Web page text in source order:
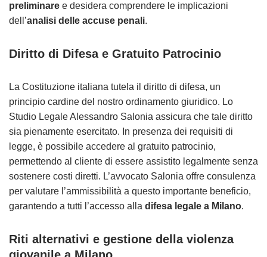
preliminare e desidera comprendere le implicazioni
dell’analisi delle accuse penali.
Diritto di Difesa e Gratuito Patrocinio
La Costituzione italiana tutela il diritto di difesa, un
principio cardine del nostro ordinamento giuridico. Lo
Studio Legale Alessandro Salonia assicura che tale diritto
sia pienamente esercitato. In presenza dei requisiti di
legge, è possibile accedere al gratuito patrocinio,
permettendo al cliente di essere assistito legalmente senza
sostenere costi diretti. L’avvocato Salonia offre consulenza
per valutare l’ammissibilità a questo importante beneficio,
garantendo a tutti l’accesso alla difesa legale a Milano.
Riti alternativi e gestione della violenza